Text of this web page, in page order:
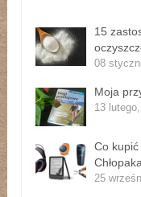
15
08
Moja
13
Co
25